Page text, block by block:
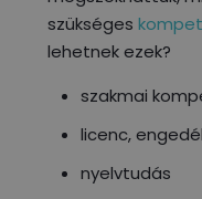
szükséges
lehetnek ezek?
szakmai
licenc,
nyelvtudás